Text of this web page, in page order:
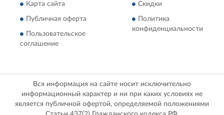
Карта сайта
Публичная оферта
Пользовательское
соглашение
Скидки
Политика
конфиденциальности
Вся информация на сайте носит исключительно
информационный характер и ни при каких условиях не
является публичной офертой, определяемой положениями